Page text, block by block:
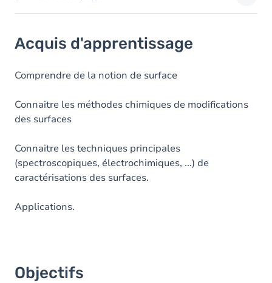
Objectifs
Contenu
Table des matières
Exercices
Acquis d'apprentissage
Comprendre de la notion de surface
Connaitre les méthodes chimiques de modifications
des surfaces
Connaitre les techniques principales
(spectroscopiques, électrochimiques, ...) de
caractérisations des surfaces.
Applications.
Objectifs